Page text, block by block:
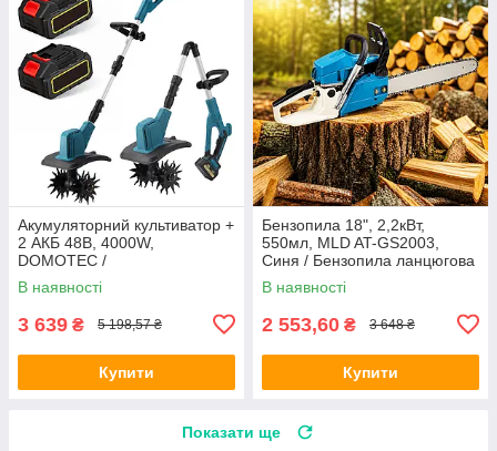
Акумуляторний культиватор +
2 АКБ 48В, 4000W,
DOMOTEC /
Електрокультиватор складний
/ Ручний культиватор на
В наявності
3 639 ₴ 5 198,57 ₴
Купити
Бензопила 18", 2,2кВт,
550мл, MLD AT-GS2003,
Синя / Бензопила ланцюгова
/ Пила бензинова
В наявності
2 553,60 ₴ 3 648 ₴
Купити
Показати ще